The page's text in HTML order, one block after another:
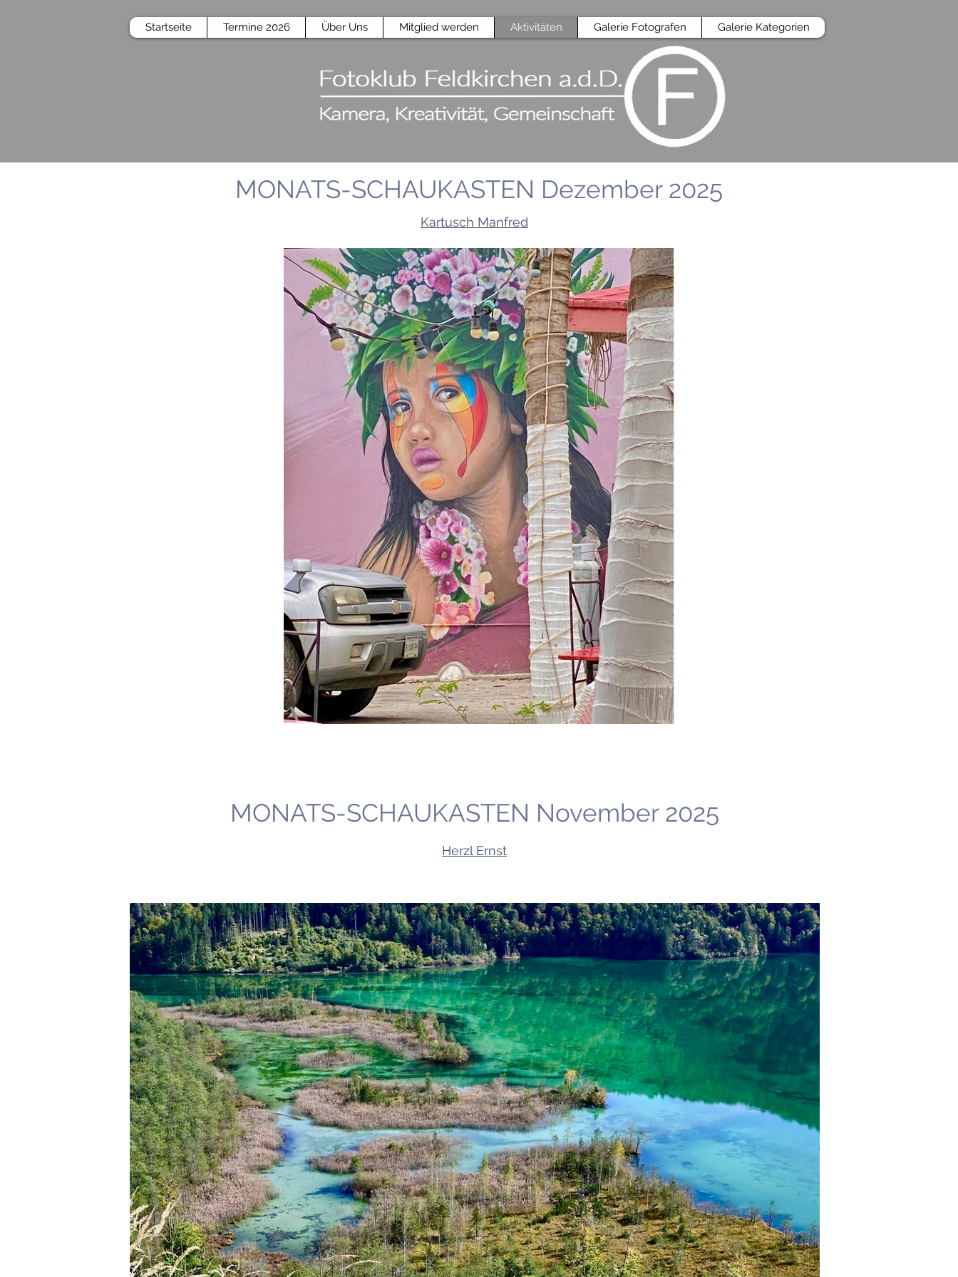
Startseite Termine 2026 Über Uns Mitglied werden Aktivitäten Galerie Fotografen Galerie Kategorien
MONATS-SCHAUKASTEN Dezember 2025
Kartusch Manfred
MONATS-SCHAUKASTEN November 2025
Herzl Ernst